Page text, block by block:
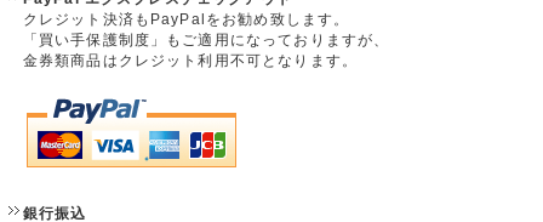
クレジット決済もPayPalをお勧め致します。
「買い手保護制度」もご適用になっておりますが、
金券類商品はクレジット利用不可となります。
銀行振込